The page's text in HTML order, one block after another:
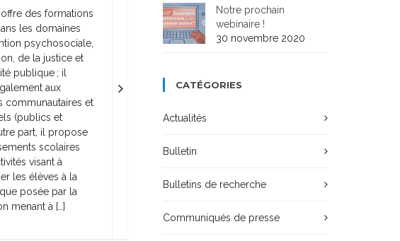
offre des formations
les domaines
psychosociale,
de la justice et
publique ; il
aux
communautaires et
(publics et
part, il propose
scolaires
visant à
les élèves à la
posée par la
menant à […]
Notre prochain
webinaire !
30 novembre 2020
CATÉGORIES
Actualités
Bulletin
Bulletins de recherche
Communiqués de presse